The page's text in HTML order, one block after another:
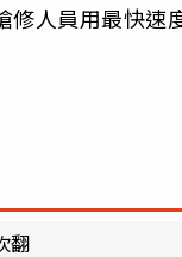
人員用最快速
翻